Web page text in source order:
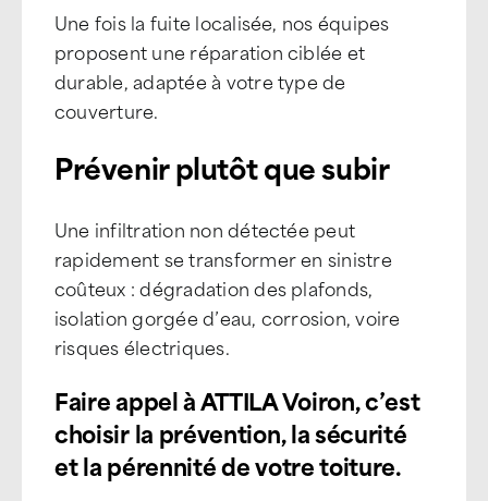
Une fois la fuite localisée, nos équipes
proposent une réparation ciblée et
durable, adaptée à votre type de
couverture.
Prévenir plutôt que subir
Une infiltration non détectée peut
rapidement se transformer en sinistre
coûteux : dégradation des plafonds,
isolation gorgée d’eau, corrosion, voire
risques électriques.
Faire appel à ATTILA Voiron, c’est
choisir la prévention, la sécurité
et la pérennité de votre toiture.